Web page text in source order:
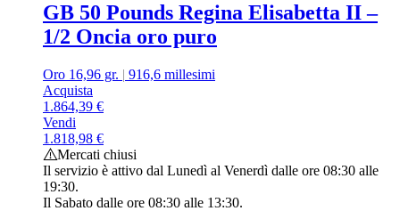
GB 50 Pounds Regina Elisabetta II –
1/2 Oncia oro puro
Oro 16,96 gr. | 916,6 millesimi
Acquista
1.864,39 €
Vendi
1.818,98 €
Mercati chiusi
Il servizio è attivo dal Lunedì al Venerdì dalle ore 08:30 alle
19:30.
Il Sabato dalle ore 08:30 alle 13:30.